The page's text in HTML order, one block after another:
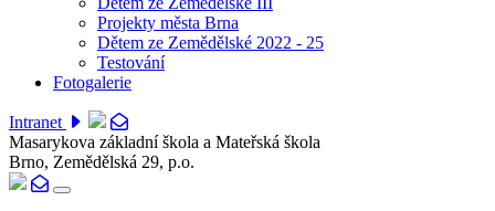
Projekty města Brna
Dětem ze Zemědělské 2022 - 25
Testování
Fotogalerie
Intranet
Masarykova základní škola a Mateřská škola
Brno, Zemědělská 29, p.o.